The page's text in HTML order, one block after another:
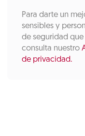
Para darte un
sensibles y
de seguridad que
consulta nuestro
de privacidad.